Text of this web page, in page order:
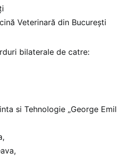
Veterinară din București
bilaterale de catre:
si Tehnologie „George Emil